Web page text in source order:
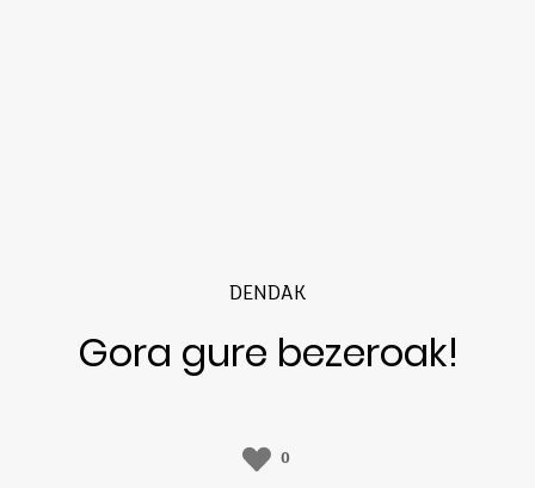
DENDAK
Gora gure bezeroak!
0